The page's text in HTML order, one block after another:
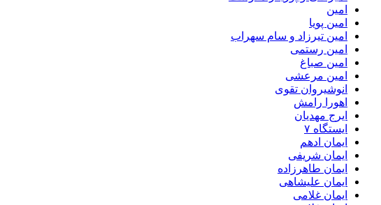
امین
امین پویا
امین تیرزاد و سام سهراب
امین رستمی
امین صباغ
امین مرعشی
انوشیروان تقوی
اهورا رامش
ایرج مهدیان
ایستگاه ۷
ایمان ادهم
ایمان شریفی
ایمان طاهرزاده
ایمان علیشاهی
ایمان غلامی